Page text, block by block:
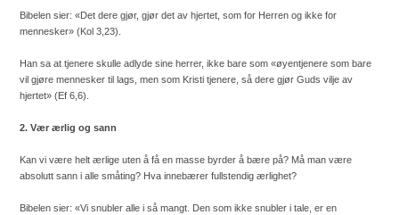
Bibelen sier: «Det dere gjør, gjør det av hjertet, som for Herren og ikke for
mennesker» (Kol 3,23).
Han sa at tjenere skulle adlyde sine herrer, ikke bare som «øyentjenere som bare
vil gjøre mennesker til lags, men som Kristi tjenere, så dere gjør Guds vilje av
hjertet» (Ef 6,6).
2. Vær ærlig og sann
Kan vi være helt ærlige uten å få en masse byrder å bære på? Må man være
absolutt sann i alle småting? Hva innebærer fullstendig ærlighet?
Bibelen sier: «Vi snubler alle i så mangt. Den som ikke snubler i tale, er en